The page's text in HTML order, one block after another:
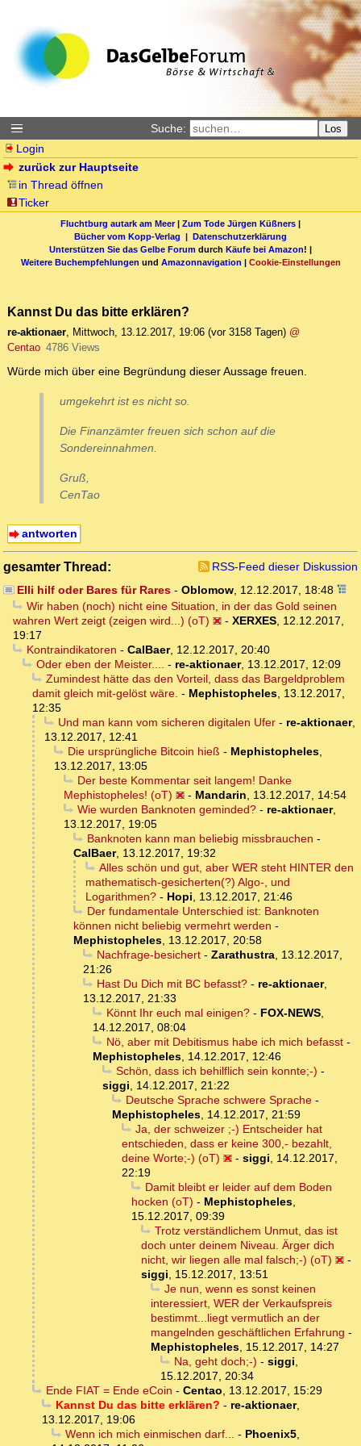
Suche: Los
Login
zurück zur Hauptseite
in Thread öffnen
Ticker
Fluchtburg autark am Meer| Zum Tode Jürgen Küßners |
Bücher vom Kopp-Verlag | Datenschutzerklärung
Unterstützen Sie das Gelbe Forum durch Käufe bei Amazon! |
Weitere Buchempfehlungen und Amazonnavigation | Cookie-Einstellungen
Kannst Du das bitte erklären?
re-aktionaer, Mittwoch, 13.12.2017, 19:06 (vor 3158 Tagen) @
Centao 4786 Views
Würde mich über eine Begründung dieser Aussage freuen.
umgekehrt ist es nicht so.
Die Finanzämter freuen sich schon auf die
Sondereinnahmen.
Gruß,
CenTao
antworten
gesamter Thread:
RSS-Feed dieser Diskussion
Elli hilf oder Bares für Rares- Oblomow, 12.12.2017, 18:48
Wir haben (noch) nicht eine Situation, in der das Gold seinen
wahren Wert zeigt (zeigen wird...) (oT)
- XERXES, 12.12.2017,
19:17
Kontraindikatoren - CalBaer, 12.12.2017, 20:40
Oder eben der Meister.... - re-aktionaer, 13.12.2017, 12:09
Zumindest hätte das den Vorteil, dass das Bargeldproblem
damit gleich mit-gelöst wäre. - Mephistopheles, 13.12.2017,
12:35
Und man kann vom sicheren digitalen Ufer- re-aktionaer,
13.12.2017, 12:41
Die ursprüngliche Bitcoin hieß - Mephistopheles,
13.12.2017, 13:05
Der beste Kommentar seit langem! Danke
Mephistopheles! (oT)
- Mandarin, 13.12.2017, 14:54
Wie wurden Banknoten geminded?- re-aktionaer,
13.12.2017, 19:05
Banknoten kann man beliebig missbrauchen -
CalBaer, 13.12.2017, 19:32
Alles schön und gut, aber WER steht HINTER den
mathematisch-gesicherten(?) Algo-, und
Logarithmen? - Hopi, 13.12.2017, 21:46
Der fundamentale Unterschied ist: Banknoten
können nicht beliebig vermehrt werden -
Mephistopheles, 13.12.2017, 20:58
Nachfrage-besichert- Zarathustra, 13.12.2017,
21:26
Hast Du Dich mit BC befasst?- re-aktionaer,
13.12.2017, 21:33
Könnt Ihr euch mal einigen?- FOX-NEWS,
14.12.2017, 08:04
Nö, aber mit Debitismus habe ich mich befasst-
Mephistopheles, 14.12.2017, 12:46
Schön, dass ich behilflich sein konnte;-) -
siggi, 14.12.2017, 21:22
Deutsche Sprache schwere Sprache-
Mephistopheles, 14.12.2017, 21:59
Ja, der schweizer ;-) Entscheider hat
entschieden, dass er keine 300,- bezahlt,
deine Worte;-) (oT)
- siggi, 14.12.2017,
22:19
Damit bleibt er leider auf dem Boden
hocken (oT) - Mephistopheles,
15.12.2017, 09:39
Trotz verständlichem Unmut, das ist
doch unter deinem Niveau. Ärger dich
nicht, wir liegen alle mal falsch;-) (oT)
-
siggi, 15.12.2017, 13:51
Je nun, wenn es sonst keinen
interessiert, WER der Verkaufspreis
bestimmt...liegt vermutlich an der
mangelnden geschäftlichen Erfahrung -
Mephistopheles, 15.12.2017, 14:27
Na, geht doch;-) - siggi,
15.12.2017, 20:34
Ende FIAT = Ende eCoin - Centao, 13.12.2017, 15:29
Kannst Du das bitte erklären? - re-aktionaer,
13.12.2017, 19:06
Wenn ich mich einmischen darf... - Phoenix5,